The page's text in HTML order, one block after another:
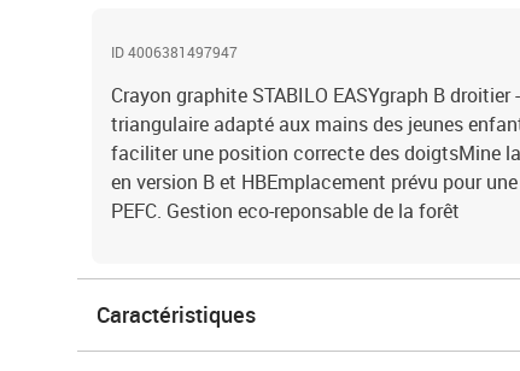
ID 4006381497947
Crayon graphite STABILO EASYgraph B
triangulaire adapté aux mains des jeunes
faciliter une position correcte des doigtsMine
en version B et HBEmplacement prévu pour
PEFC. Gestion eco-reponsable de la forêt
Caractéristiques